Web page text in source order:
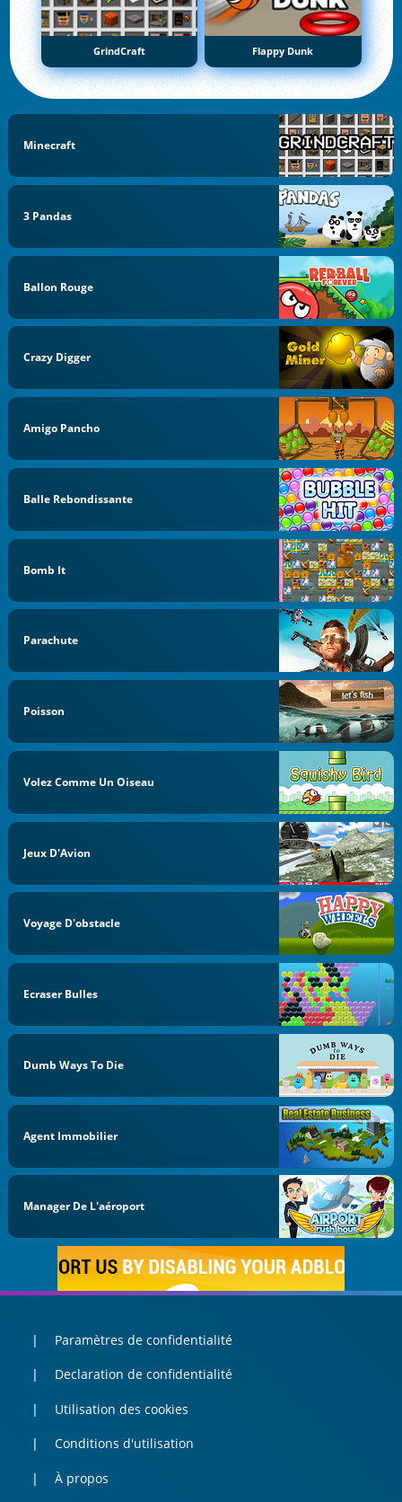
GrindCraft Flappy Dunk
Minecraft
3 Pandas
Ballon Rouge
Crazy Digger
Amigo Pancho
Balle Rebondissante
Bomb It
Parachute
Poisson
Volez Comme Un Oiseau
Jeux D'Avion
Voyage D'obstacle
Ecraser Bulles
Dumb Ways To Die
Agent Immobilier
Manager De L'aéroport
Paramètres de confidentialité
Declaration de confidentialité
Utilisation des cookies
Conditions d'utilisation
À propos